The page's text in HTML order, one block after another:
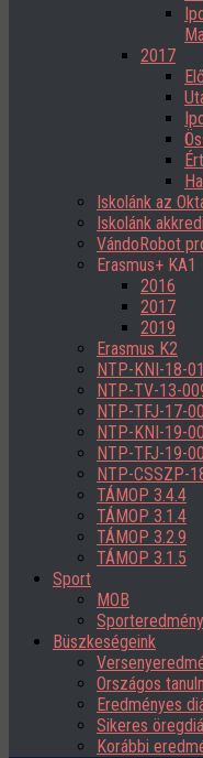
2017
Iskolánk az
Iskolánk
VándoRobot
Erasmus+ KA1
2016
2017
2019
Erasmus K2
NTP-KNI-18-
NTP-TV-13-
NTP-TFJ-17-
NTP-KNI-19-
NTP-TFJ-19-
NTP-CSSZP-
TÁMOP 3.4.4
TÁMOP 3.1.4
TÁMOP 3.2.9
TÁMOP 3.1.5
Sport
MOB
Sporteredmény
Büszkeségeink
Országos
Eredményes
Sikeres
Korábbi